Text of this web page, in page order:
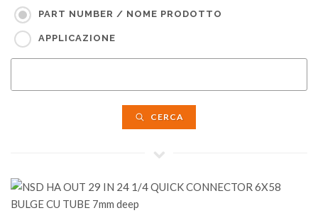
PART NUMBER / NOME PRODOTTO
APPLICAZIONE
CERCA